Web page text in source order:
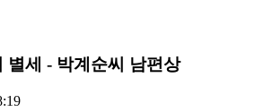
별세 - 박계순씨 남편상